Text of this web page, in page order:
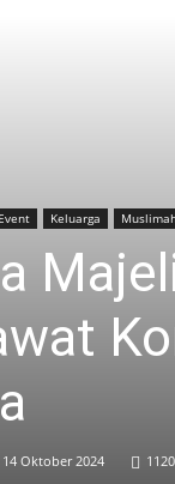
Event Keluarga
14 Oktober 2024 1120